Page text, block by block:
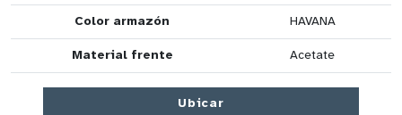
Color armazón HAVANA
Material frente Acetate
Ubicar